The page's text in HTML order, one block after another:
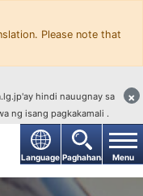
Language Paghahanap Menu
hindi nauugnay sa
ng isang pagkakamali .
×
Please note that